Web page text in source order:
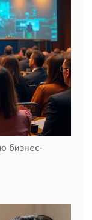
бизнес-